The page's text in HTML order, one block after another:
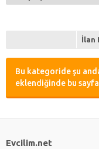
İlan
Bu kategoride şu
eklendiğinde bu
Evcilim.net